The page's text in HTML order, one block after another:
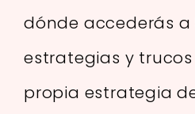
dónde accederás a
estrategias y
propia estrategia